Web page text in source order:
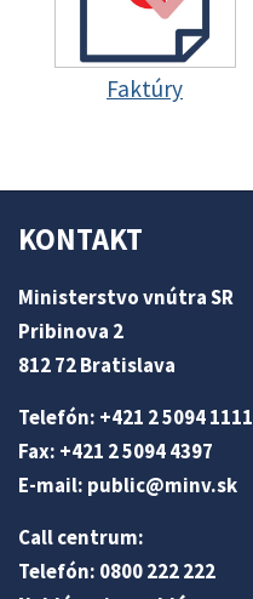
Faktúry
KONTAKT
Ministerstvo vnútra SR
Pribinova 2
812 72 Bratislava
Telefón: +421 2 5094 1111
Fax: +421 2 5094 4397
E-mail: public@minv.sk
Call centrum:
Telefón: 0800 222 222